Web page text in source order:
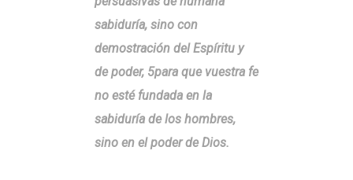
sabiduría, sino con
demostración del Espíritu y
de poder, 5para que vuestra fe
no esté fundada en la
sabiduría de los hombres,
sino en el poder de Dios.